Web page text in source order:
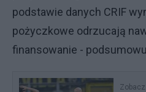
podstawie danych CRIF
pożyczkowe odrzucają
finansowanie -